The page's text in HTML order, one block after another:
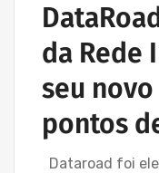
da Rede
seu
pontos
Dataroad foi